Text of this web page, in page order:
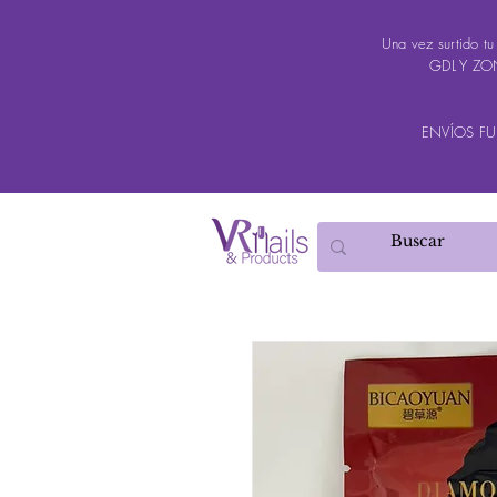
Una vez surtido
GDL Y
ENVÍOS